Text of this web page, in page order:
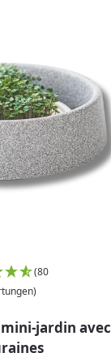
(80
jardin avec